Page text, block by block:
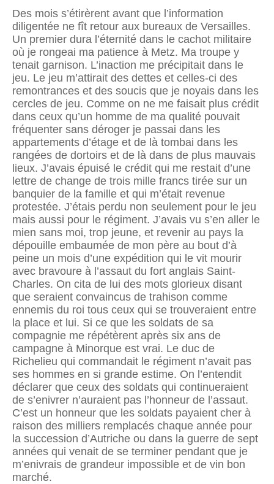
Des mois s’étirèrent avant que l’information
diligentée ne fît retour aux bureaux de Versailles.
Un premier dura l’éternité dans le cachot militaire
où je rongeai ma patience à Metz. Ma troupe y
tenait garnison. L’inaction me précipitait dans le
jeu. Le jeu m’attirait des dettes et celles-ci des
remontrances et des soucis que je noyais dans les
cercles de jeu. Comme on ne me faisait plus crédit
dans ceux qu’un homme de ma qualité pouvait
fréquenter sans déroger je passai dans les
appartements d’étage et de là tombai dans les
rangées de dortoirs et de là dans de plus mauvais
lieux. J’avais épuisé le crédit qui me restait d’une
lettre de change de trois mille francs tirée sur un
banquier de la famille et qui m’était revenue
protestée. J’étais perdu non seulement pour le jeu
mais aussi pour le régiment. J’avais vu s’en aller le
mien sans moi, trop jeune, et revenir au pays la
dépouille embaumée de mon père au bout d’à
peine un mois d’une expédition qui le vit mourir
avec bravoure à l’assaut du fort anglais Saint-
Charles. On cita de lui des mots glorieux disant
que seraient convaincus de trahison comme
ennemis du roi tous ceux qui se trouveraient entre
la place et lui. Si ce que les soldats de sa
compagnie me répétèrent après six ans de
campagne à Minorque est vrai. Le duc de
Richelieu qui commandait le régiment n’avait pas
ses hommes en si grande estime. On l’entendit
déclarer que ceux des soldats qui continueraient
de s’enivrer n’auraient pas l’honneur de l’assaut.
C’est un honneur que les soldats payaient cher à
raison des milliers remplacés chaque année pour
la succession d’Autriche ou dans la guerre de sept
années qui venait de se terminer pendant que je
m’enivrais de grandeur impossible et de vin bon
marché.